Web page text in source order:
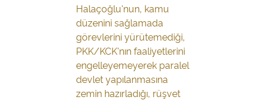
Halaçoğlu'nun, kamu
düzenini sağlamada
görevlerini yürütemediği,
PKK/KCK'nın faaliyetlerini
engelleyemeyerek paralel
devlet yapılanmasına
zemin hazırladığı, rüşvet